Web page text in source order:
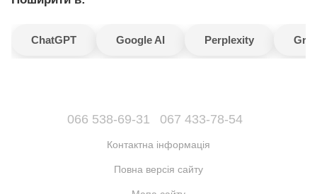
ChatGPT Google AI Perplexity
066 538-69-31 067 433-78-54
Контактна інформація
Повна версія сайту